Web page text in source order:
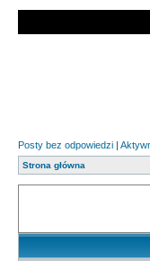
Posty bez odpowiedzi |
Strona główna